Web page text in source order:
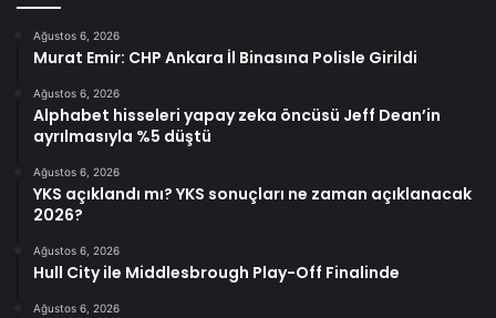
Ağustos 6, 2026
Murat Emir: CHP Ankara İl Binasına Polisle Girildi
Ağustos 6, 2026
Alphabet hisseleri yapay zeka öncüsü Jeff Dean’in
ayrılmasıyla %5 düştü
Ağustos 6, 2026
YKS açıklandı mı? YKS sonuçları ne zaman açıklanacak
2026?
Ağustos 6, 2026
Hull City ile Middlesbrough Play-Off Finalinde
Ağustos 6, 2026